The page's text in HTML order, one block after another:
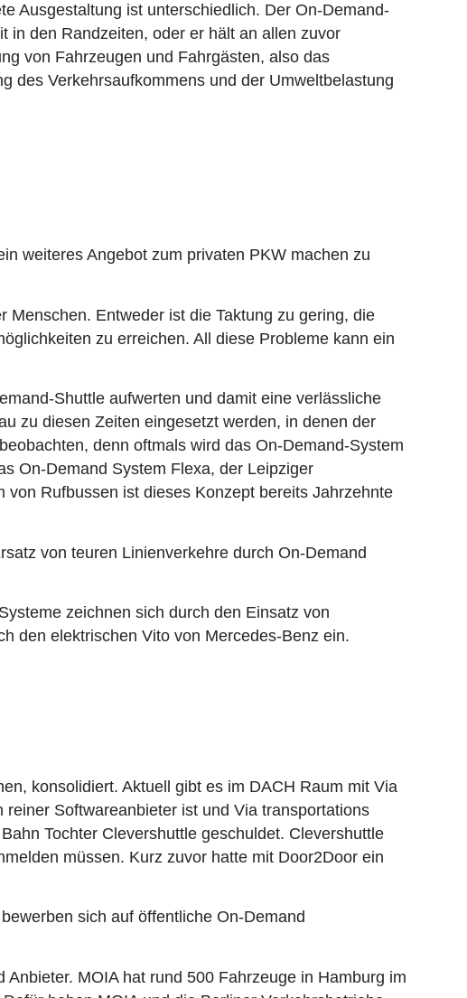
Ausgestaltung ist unterschiedlich. Der On-Demand-
in den Randzeiten, oder er hält an allen zuvor
von Fahrzeugen und Fahrgästen, also das
des Verkehrsaufkommens und der Umweltbelastung
weiteres Angebot zum privaten PKW machen zu
Entweder ist die Taktung zu gering, die
zu erreichen. All diese Probleme kann ein
Shuttle aufwerten und damit eine verlässliche
zu diesen Zeiten eingesetzt werden, in denen der
denn oftmals wird das On-Demand-System
On-Demand System Flexa, der Leipziger
von Rufbussen ist dieses Konzept bereits Jahrzehnte
von teuren Linienverkehre durch On-Demand
zeichnen sich durch den Einsatz von
den elektrischen Vito von Mercedes-Benz ein.
konsolidiert. Aktuell gibt es im DACH Raum mit Via
Softwareanbieter ist und Via transportations
Tochter Clevershuttle geschuldet. Clevershuttle
müssen. Kurz zuvor hatte mit Door2Door ein
sich auf öffentliche On-Demand
MOIA hat rund 500 Fahrzeuge in Hamburg im